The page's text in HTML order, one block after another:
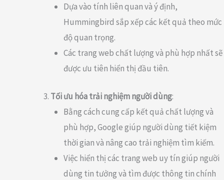
Dựa vào tính liên quan và ý định,
Hummingbird sắp xếp các kết quả theo mức
độ quan trọng.
Các trang web chất lượng và phù hợp nhất sẽ
được ưu tiên hiển thị đầu tiên.
Tối ưu hóa trải nghiệm người dùng:
Bằng cách cung cấp kết quả chất lượng và
phù hợp, Google giúp người dùng tiết kiệm
thời gian và nâng cao trải nghiệm tìm kiếm.
Việc hiển thị các trang web uy tín giúp người
dùng tin tưởng và tìm được thông tin chính